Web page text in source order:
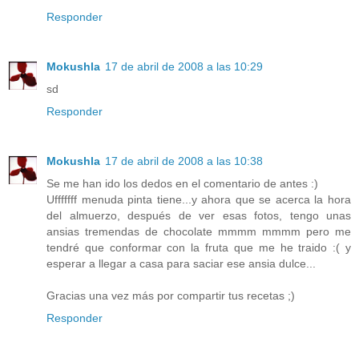
Responder
Mokushla 17 de abril de 2008 a las 10:29
sd
Responder
Mokushla 17 de abril de 2008 a las 10:38
Se me han ido los dedos en el comentario de antes :)
Ufffffff menuda pinta tiene...y ahora que se acerca la hora
del almuerzo, después de ver esas fotos, tengo unas
ansias tremendas de chocolate mmmm mmmm pero me
tendré que conformar con la fruta que me he traido :( y
esperar a llegar a casa para saciar ese ansia dulce...
Gracias una vez más por compartir tus recetas ;)
Responder